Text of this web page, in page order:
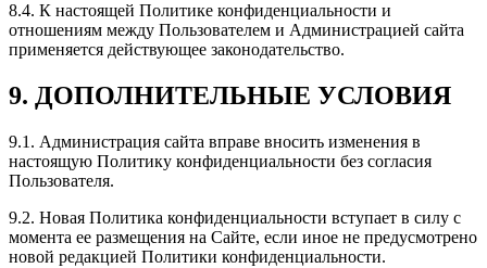
8.4. К настоящей Политике конфиденциальности и
отношениям между Пользователем и Администрацией сайта
применяется действующее законодательство.
9. ДОПОЛНИТЕЛЬНЫЕ УСЛОВИЯ
9.1. Администрация сайта вправе вносить изменения в
настоящую Политику конфиденциальности без согласия
Пользователя.
9.2. Новая Политика конфиденциальности вступает в силу с
момента ее размещения на Сайте, если иное не предусмотрено
новой редакцией Политики конфиденциальности.